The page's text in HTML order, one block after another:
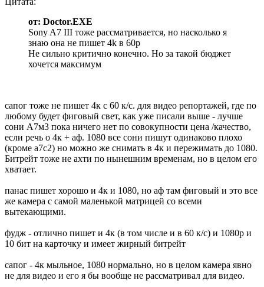
от: Doctor.EXE
Sony A7 III тоже рассматривается, но насколько я
знаю она не пишет 4k в 60p
Не сильно критично конечно. Но за такой бюджет
хочется максимум
сапог тоже не пишет 4к с 60 к/с. для видео репортажей, где по
любому будет фиговый свет, как уже писали выше - лучше
сони А7м3 пока ничего нет по совокупности цена /качество,
если речь о 4к + аф. 1080 все сони пишут одинаково плохо
(кроме а7с2) но можно же снимать в 4к и пережимать до 1080.
Битрейт тоже не ахти по нынешним временам, но в целом его
хватает.
панас пишет хорошо и 4к и 1080, но аф там фиговый и это все
же камера с самой маленькой матрицей со всеми
вытекающими.
фудж - отлично пишет и 4к (в том числе и в 60 к/с) и 1080р и
10 бит на карточку и имеет жирный битрейт
сапог - 4к мыльное, 1080 нормально, но в целом камера явно
не для видео и его я бы вообще не рассматривал для видео.